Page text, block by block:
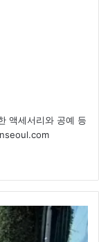
액세서리와 공예 등